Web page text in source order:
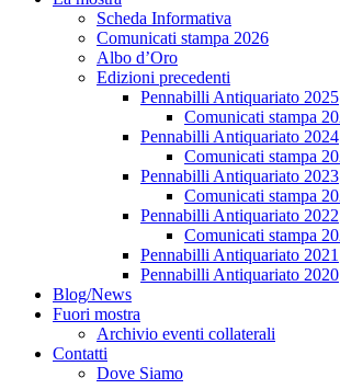
Scheda Informativa
Comunicati stampa 2026
Albo d’Oro
Edizioni precedenti
Pennabilli Antiquariato 2025
Comunicati stampa
Pennabilli Antiquariato 2024
Comunicati stampa
Pennabilli Antiquariato 2023
Comunicati stampa
Pennabilli Antiquariato 2022
Comunicati stampa
Pennabilli Antiquariato 2021
Pennabilli Antiquariato 2020
Blog/News
Fuori mostra
Archivio eventi collaterali
Contatti
Dove Siamo